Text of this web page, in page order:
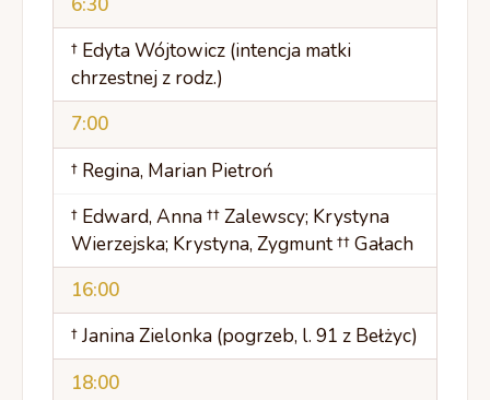
† Edyta Wójtowicz (intencja matki
chrzestnej z rodz.)
7:00
† Regina, Marian Pietroń
† Edward, Anna †† Zalewscy; Krystyna
Wierzejska; Krystyna, Zygmunt †† Gałach
16:00
† Janina Zielonka (pogrzeb, l. 91 z Bełżyc)
18:00